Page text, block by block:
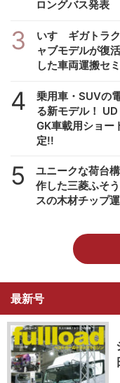
ロングバス発表
3
いすゞギガトラ
ャブモデルが復
した車両運搬セ
4
乗用車・SUVの
る新モデル！
GK車載用ショー
定!!
5
ユニークな荷台
作した三菱ふそ
スの木材チップ
最新号